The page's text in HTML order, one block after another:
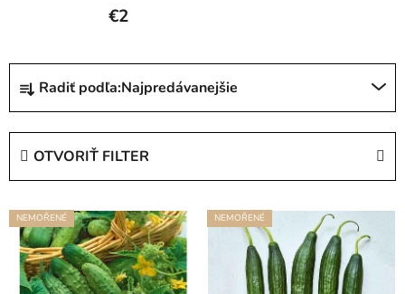
€2
R
d
e
p
o
Radiť podľa:Najpredávanejšie
OTVORIŤ FILTER
V
ý
p
NEMOŘENÉ NEMOŘENÉ